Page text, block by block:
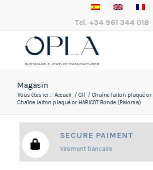
Tel. +34 961 344 018
Magasin
Vous êtes ici : Accueil / CH / Chaîne laiton plaqué or
Chaîne laiton plaqué or HARICOT Ronde (Paloma)
SECURE PAIMENT
Virement bancaire